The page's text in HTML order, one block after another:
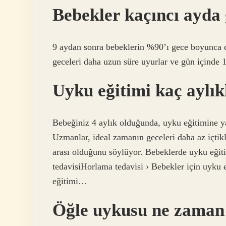
Bebekler kaçıncı
9 aydan sonra bebeklerin %90’ı gece
geceleri daha uzun süre uyurlar ve gün içinde
Uyku eğitimi kaç
Bebeğiniz 4 aylık olduğunda, uyku eğitimine
Uzmanlar, ideal zamanın geceleri daha az
arası olduğunu söylüyor. Bebeklerde uyku
tedavisiHorlama tedavisi › Bebekler için
eğitimi…
Öğle uykusu ne